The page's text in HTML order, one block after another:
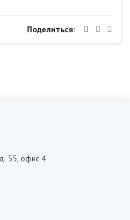
Поделиться
55, офис 4